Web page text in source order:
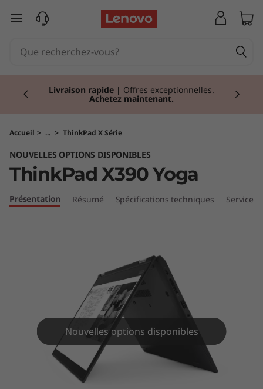
T
P
a
d
X
passer au contenu principal
Livraison rapide | Offres exceptionnelles.
Achetez maintenant.
Accueil > ... > ThinkPad X Série
NOUVELLES OPTIONS DISPONIBLES
ThinkPad X390 Yoga
Présentation Résumé Spécifications techniques Services
Nouvelles options disponibles